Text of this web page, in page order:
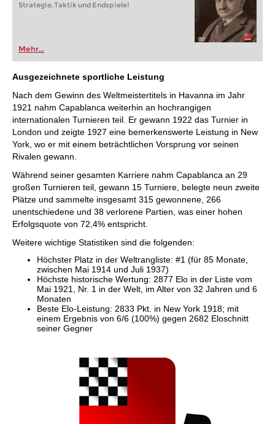
Strategie, Taktik und Endspiele!
Mehr...
Ausgezeichnete sportliche Leistung
Nach dem Gewinn des Weltmeistertitels in Havanna im Jahr
1921 nahm Capablanca weiterhin an hochrangigen
internationalen Turnieren teil. Er gewann 1922 das Turnier in
London und zeigte 1927 eine bemerkenswerte Leistung in New
York, wo er mit einem beträchtlichen Vorsprung vor seinen
Rivalen gewann.
Während seiner gesamten Karriere nahm Capablanca an 29
großen Turnieren teil, gewann 15 Turniere, belegte neun zweite
Plätze und sammelte insgesamt 315 gewonnene, 266
unentschiedene und 38 verlorene Partien, was einer hohen
Erfolgsquote von 72,4% entspricht.
Weitere wichtige Statistiken sind die folgenden:
Höchster Platz in der Weltrangliste: #1 (für 85 Monate,
zwischen Mai 1914 und Juli 1937)
Höchste historische Wertung: 2877 Elo in der Liste vom
Mai 1921, Nr. 1 in der Welt, im Alter von 32 Jahren und 6
Monaten
Beste Elo-Leistung: 2833 Pkt. in New York 1918; mit
einem Ergebnis von 6/6 (100%) gegen 2682 Eloschnitt
seiner Gegner